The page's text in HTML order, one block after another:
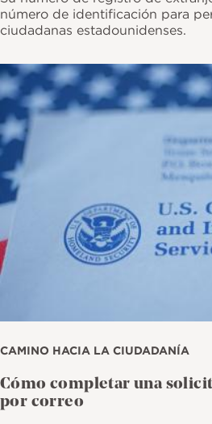
número de identificación para
ciudadanas estadounidenses.
Imagen
CAMINO HACIA LA CIUDADANÍA
Cómo completar una
por correo